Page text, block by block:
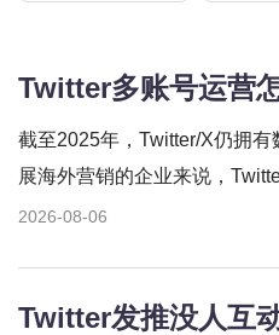
Twitter多账号运营
截至2025年，Twitter/X仍拥
展海外营销的企业来说，
2026-08-06
Twitter发推没人互